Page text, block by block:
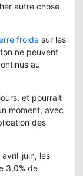
autre chose
froide sur les
ne peuvent
au
et pourrait
moment, avec
des
juin, les
3,0% de